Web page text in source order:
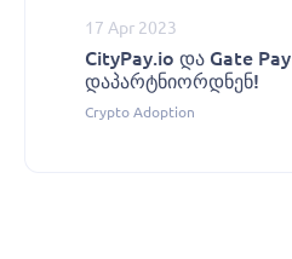
CityPay.io და Gate Pay
დაპარტნიორდნენ!
Crypto Adoption
17 Apr 2023